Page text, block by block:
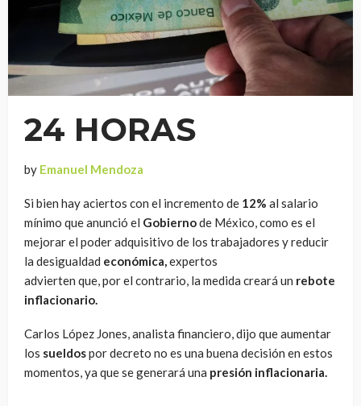
24 HORAS
by Emanuel Mendoza
Si bien hay aciertos con el incremento de 12% al salario
mínimo que anunció el Gobiernode México, como es el
mejorar el poder adquisitivo de los trabajadores y reducir
la desigualdad económica, expertos
advierten que, por el contrario, la medida creará un rebote
inflacionario.
Carlos López Jones, analista financiero, dijo que aumentar
los sueldospor decreto no es una buena decisión en estos
momentos, ya que se generará una presión inflacionaria.